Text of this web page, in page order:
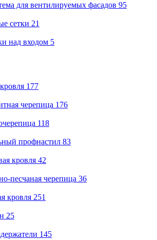
для вентилируемых фасадов 95
сетки 21
над входом 5
177
черепица 176
118
профнастил 83
кровля 42
песчаная черепица 36
кровля 251
25
145